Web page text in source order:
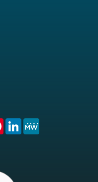
Pinterest
LinkedIn